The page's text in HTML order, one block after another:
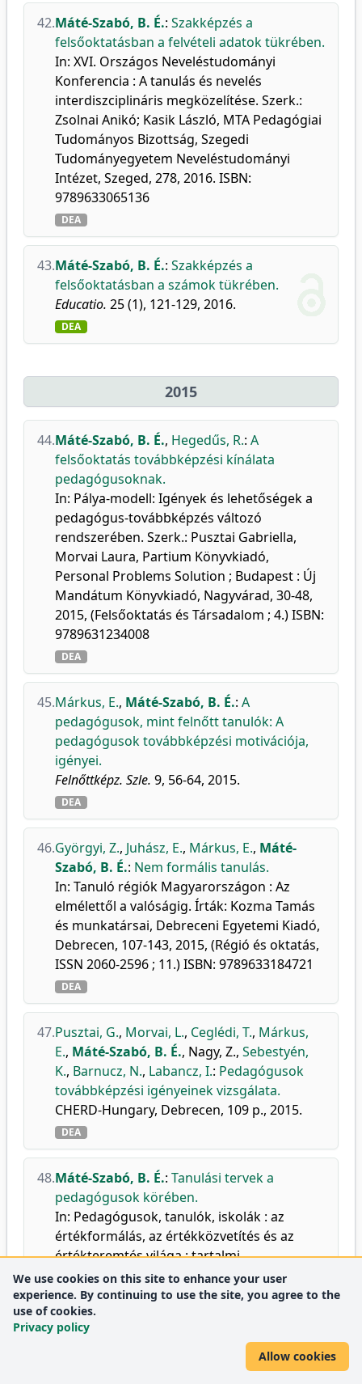
42.Máté-Szabó, B. É.: Szakképzés a
felsőoktatásban a felvételi adatok tükrében.
In: XVI. Országos Neveléstudományi
Konferencia : A tanulás és nevelés
interdiszciplináris megközelítése. Szerk.:
Zsolnai Anikó; Kasik László, MTA Pedagógiai
Tudományos Bizottság, Szegedi
Tudományegyetem Neveléstudományi
Intézet, Szeged, 278, 2016. ISBN:
9789633065136
DEA
43.Máté-Szabó, B. É.: Szakképzés a
felsőoktatásban a számok tükrében.
Educatio. 25 (1), 121-129, 2016.
DEA
2015
44.Máté-Szabó, B. É., Hegedűs, R.: A
felsőoktatás továbbképzési kínálata
pedagógusoknak.
In: Pálya-modell: Igények és lehetőségek a
pedagógus-továbbképzés változó
rendszerében. Szerk.: Pusztai Gabriella,
Morvai Laura, Partium Könyvkiadó,
Personal Problems Solution ; Budapest : Új
Mandátum Könyvkiadó, Nagyvárad, 30-48,
2015, (Felsőoktatás és Társadalom ; 4.) ISBN:
9789631234008
DEA
45.Márkus, E., Máté-Szabó, B. É.: A
pedagógusok, mint felnőtt tanulók: A
pedagógusok továbbképzési motivációja,
igényei.
Felnőttképz. Szle. 9, 56-64, 2015.
DEA
46.Györgyi, Z., Juhász, E., Márkus, E., Máté-
Szabó, B. É.: Nem formális tanulás.
In: Tanuló régiók Magyarországon : Az
elmélettől a valóságig. Írták: Kozma Tamás
és munkatársai, Debreceni Egyetemi Kiadó,
Debrecen, 107-143, 2015, (Régió és oktatás,
ISSN 2060-2596 ; 11.) ISBN: 9789633184721
DEA
47.Pusztai, G., Morvai, L., Ceglédi, T., Márkus,
E., Máté-Szabó, B. É., Nagy, Z., Sebestyén,
K., Barnucz, N., Labancz, I.: Pedagógusok
továbbképzési igényeinek vizsgálata.
CHERD-Hungary, Debrecen, 109 p., 2015.
DEA
48.Máté-Szabó, B. É.: Tanulási tervek a
pedagógusok körében.
In: Pedagógusok, tanulók, iskolák : az
értékformálás, az értékközvetítés és az
értékteremtés világa : tartalmi
összefoglalók. Szerk.: Tóth Péter, Holik
Ildikó, Tordai Zita, Óbudai Egyetem,
Budapest, 137, 2015. ISBN: 9786155460531
DEA
We use cookies on this site to enhance your user
experience. By continuing to use the site, you agree to the
use of cookies.
Privacy policy
Allow cookies